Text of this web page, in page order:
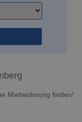
Mietwohnung finden!